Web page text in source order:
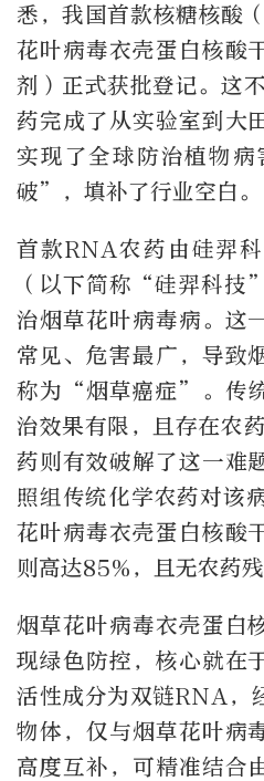
悉，我国首款核糖核
花叶病毒衣壳蛋白核酸
剂）正式获批登记。这
药完成了从实验室到大
实现了全球防治植物
破”，填补了行业空白。
首款RNA农药由硅羿
（以下简称“硅羿科技
治烟草花叶病毒病。这
常见、危害最广，导致
称为“烟草癌症”。传
治效果有限，且存在农
药则有效破解了这一难
照组传统化学农药对该
花叶病毒衣壳蛋白核酸
则高达85%，且无农药残
烟草花叶病毒衣壳蛋白
现绿色防控，核心就在
活性成分为双链RNA，
物体，仅与烟草花叶病
高度互补，可精准结合